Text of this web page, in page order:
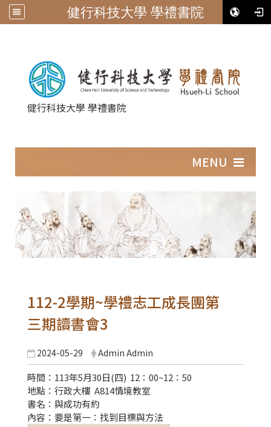
健行科技大學 學禮書院
健行科技大學 學禮書院
MENU
112-2學期~學禮志工成長團第
三期讀書會3
2024-05-29 Admin Admin
時間：113年5月30日(四) 12：00~12：50
地點：行政大樓 A814情境教室
書名：與成功有約
內容：要是第一：找到目標與方法